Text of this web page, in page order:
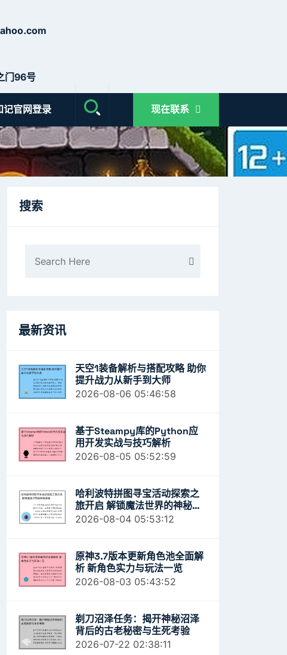
门96号
记官网登录 现在联系
搜索
最新资讯
天空1装备解析与搭配攻略 助你
提升战力从新手到大师
2026-08-06 05:46:58
基于Steampy库的Python应
用开发实战与技巧解析
2026-08-05 05:52:59
哈利波特拼图寻宝活动探索之
旅开启 解锁魔法世界的神秘奥
秘
2026-08-04 05:53:12
原神3.7版本更新角色池全面解
析 新角色实力与玩法一览
2026-08-03 05:43:52
剃刀沼泽任务：揭开神秘沼泽
背后的古老秘密与生死考验
2026-07-22 02:38:11